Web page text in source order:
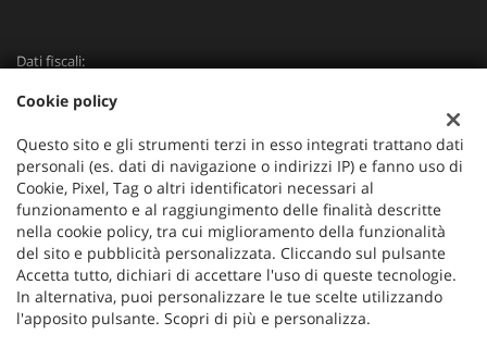
Dati fiscali:
Via Nazionale, 171 PD - 36056 Tezze sul Brenta
Registro delle imprese:PD
Cookie policy
Questo sito e gli strumenti terzi in esso integrati trattano dati
personali (es. dati di navigazione o indirizzi IP) e fanno uso di
Cookie, Pixel, Tag o altri identificatori necessari al
funzionamento e al raggiungimento delle finalità descritte
nella cookie policy, tra cui miglioramento della funzionalità
del sito e pubblicità personalizzata. Cliccando sul pulsante
Accetta tutto, dichiari di accettare l'uso di queste tecnologie.
In alternativa, puoi personalizzare le tue scelte utilizzando
l'apposito pulsante. Scopri di più e personalizza.